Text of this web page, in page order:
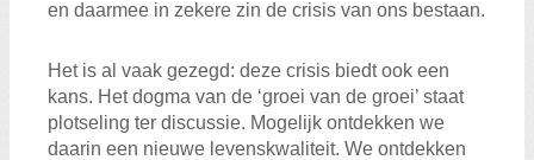
en daarmee in zekere zin de crisis van ons bestaan.
Het is al vaak gezegd: deze crisis biedt ook een
kans. Het dogma van de ‘groei van de groei’ staat
plotseling ter discussie. Mogelijk ontdekken we
daarin een nieuwe levenskwaliteit. We ontdekken